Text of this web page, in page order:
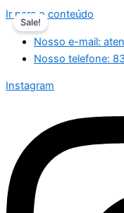
Ir para o conteúdo
Nosso e-mail:
Nosso telefone:
Instagram
Sale!